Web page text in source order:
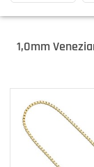
1,0mm